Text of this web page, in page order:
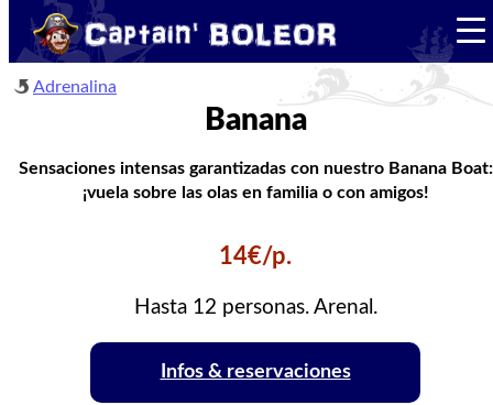
Adrenalina
Banana
Sensaciones intensas garantizadas con nuestro Banana Boat:
¡vuela sobre las olas en familia o con amigos!
14€/p.
Hasta 12 personas. Arenal.
Infos & reservaciones